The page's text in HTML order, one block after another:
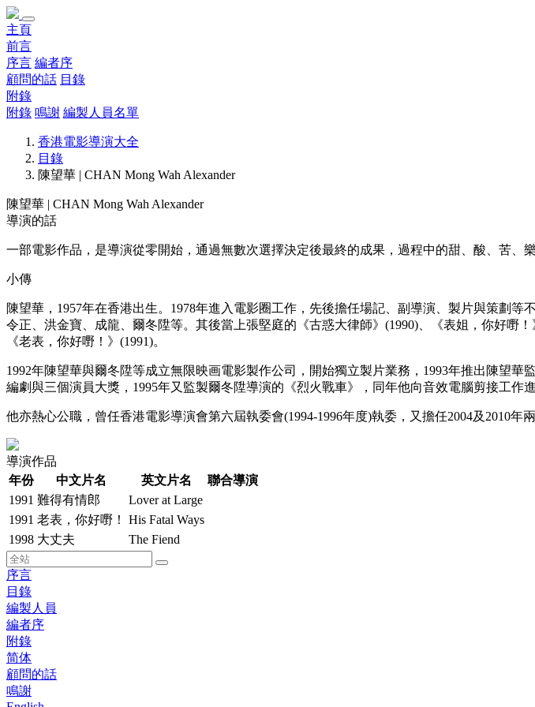
主頁
前言
序言 編者序
顧問的話 目錄
附錄
附錄 鳴謝 編製人員名單
香港電影導演大全
目錄
陳望華 | CHAN Mong Wah Alexander
陳望華 | CHAN Mong Wah Alexander
導演的話
一部電影作品，是導演從零開始，通過無數次選擇決定後最終的成果，過程中的甜、酸、苦、
小傳
陳望華，1957年在香港出生。1978年進入電影圈工作，先後擔任場記、副導演、製片與策劃
令正、洪金寶、成龍、爾冬陞等。其後當上張堅庭的《古惑大律師》(1990)、《表姐，你好嘢
《老表，你好嘢！》(1991)。
1992年陳望華與爾冬陞等成立無限映画電影製作公司，開始獨立製片業務，1993年推出陳望
編劇與三個演員大獎，1995年又監製爾冬陞導演的《烈火戰車》，同年他向音效電腦剪接工作
他亦熱心公職，曾任香港電影導演會第六屆執委會(1994-1996年度)執委，又擔任2004及2010年
導演作品
年份
中文片名 英文片名
聯合導演
1991 難得有情郎
Lover at Large
1991 老表，你好嘢！
His Fatal Ways
1998 大丈夫 The Fiend
序言
目錄
編製人員
編者序
附錄
简体
顧問的話
鳴謝